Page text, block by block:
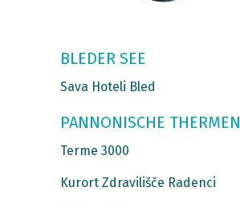
BLEDER SEE
Sava Hoteli Bled
PANNONISCHE THERMEN
Terme 3000
Kurort Zdravilišče Radenci